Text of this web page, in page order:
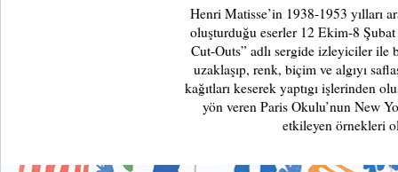
Henri Matisse’in 1938-1953 yılları
oluşturduğu eserler 12 Ekim-8
Cut-Outs” adlı sergide izleyiciler ile
uzaklaşıp, renk, biçim ve algıyı
kağıtları keserek yaptıgı işlerinden
yön veren Paris Okulu’nun New
etkileyen örnekleri